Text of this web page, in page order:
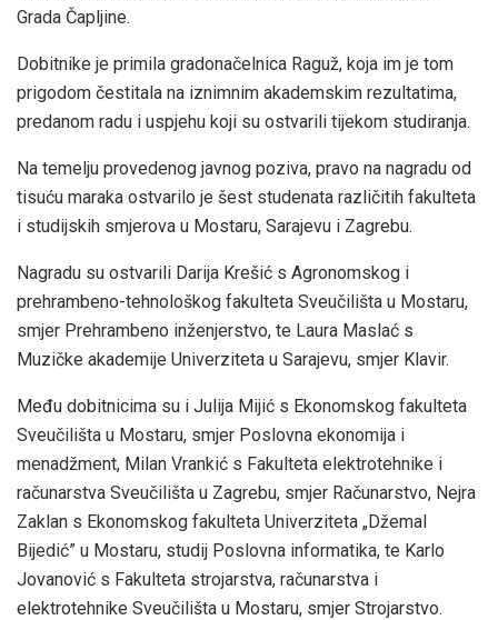
Grada Čapljine.
Dobitnike je primila gradonačelnica Raguž, koja im je tom
prigodom čestitala na iznimnim akademskim rezultatima,
predanom radu i uspjehu koji su ostvarili tijekom studiranja.
Na temelju provedenog javnog poziva, pravo na nagradu od
tisuću maraka ostvarilo je šest studenata različitih fakulteta
i studijskih smjerova u Mostaru, Sarajevu i Zagrebu.
Nagradu su ostvarili Darija Krešić s Agronomskog i
prehrambeno-tehnološkog fakulteta Sveučilišta u Mostaru,
smjer Prehrambeno inženjerstvo, te Laura Maslać s
Muzičke akademije Univerziteta u Sarajevu, smjer Klavir.
Među dobitnicima su i Julija Mijić s Ekonomskog fakulteta
Sveučilišta u Mostaru, smjer Poslovna ekonomija i
menadžment, Milan Vrankić s Fakulteta elektrotehnike i
računarstva Sveučilišta u Zagrebu, smjer Računarstvo, Nejra
Zaklan s Ekonomskog fakulteta Univerziteta „Džemal
Bijedić” u Mostaru, studij Poslovna informatika, te Karlo
Jovanović s Fakulteta strojarstva, računarstva i
elektrotehnike Sveučilišta u Mostaru, smjer Strojarstvo.